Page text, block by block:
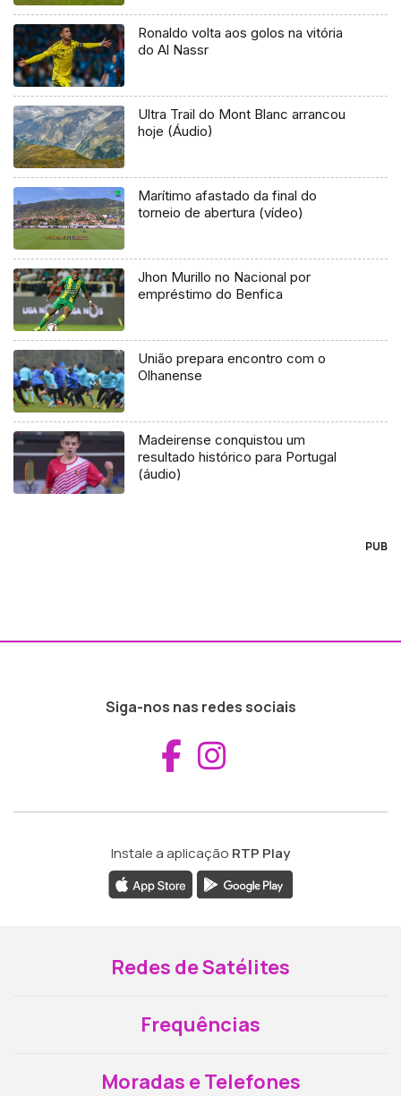
Ronaldo volta aos golos na vitória
do Al Nassr
Ultra Trail do Mont Blanc arrancou
hoje (Áudio)
Marítimo afastado da final do
torneio de abertura (vídeo)
Jhon Murillo no Nacional por
empréstimo do Benfica
União prepara encontro com o
Olhanense
Madeirense conquistou um
resultado histórico para Portugal
(áudio)
PUB
Siga-nos nas redes sociais
Aceder ao
Instale a aplicação RTP Play
Redes de Satélites
Frequências
Moradas e Telefones